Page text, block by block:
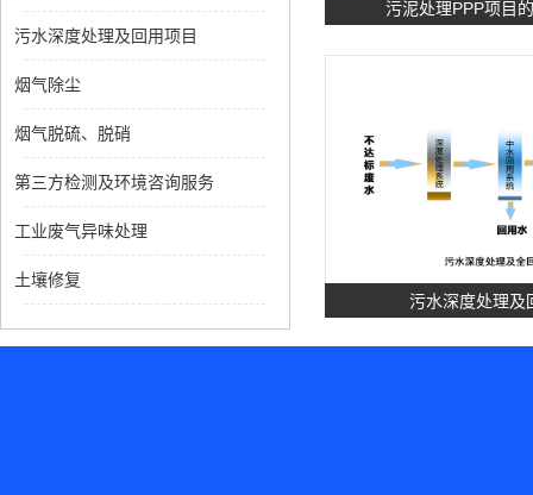
污水深度处理及回用项目
烟气除尘
烟气脱硫、脱硝
第三方检测及环境咨询服务
工业废气异味处理
土壤修复
污泥处理PPP项目
污水深度处理及